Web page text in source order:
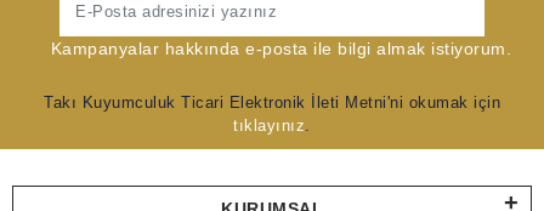
Kampanyalar hakkında e-posta ile bilgi almak istiyorum.
Takı Kuyumculuk Ticari Elektronik İleti Metni'ni okumak için
tıklayınız